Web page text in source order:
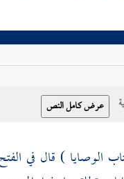
الوصايا ) قال في